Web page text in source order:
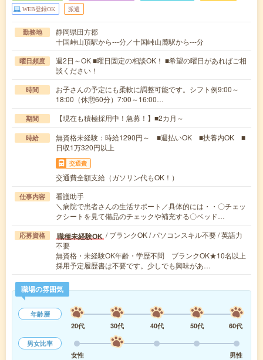
WEB登録OK 派遣
勤務地
静岡県田方郡
十国峠山頂駅から---分／十国峠山麓駅から---分
曜日頻度
週2日～OK ■曜日固定の相談OK！ ■希望の曜日があればご相
談ください！
時間
お子さんの予定にも柔軟に調整可能です。シフト例9:00～
18:00（休憩60分）7:00～16:00…
期間 【現在も積極採用中！急募！】■2カ月～
時給
無資格未経験：時給1290円～ ■週払いOK ■扶養内OK ■
日収1万320円以上
交通費
交通費全額支給（ガソリン代もOK！）
仕事内容
看護助手
＼病院で患者さんの生活サポート／具体的には・・〇チェッ
クシートを見て備品のチェックや補充する〇ベッド…
応募資格 職種未経験OK / ブランクOK / パソコンスキル不要 / 英語力
不要
無資格・未経験OK年齢・学歴不問 ブランクOK★10名以上
採用予定履歴書は不要です。少しでも興味があ…
職場の雰囲気
年齢層
20代
30代 40代 50代
60代
男女比率
女性
男性